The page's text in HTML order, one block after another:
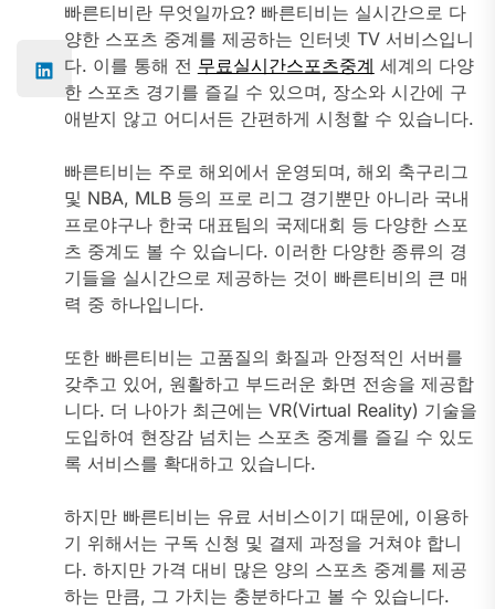
빠른티비란 무엇일까요? 빠른티비는 실시간으로 다
양한 스포츠 중계를 제공하는 인터넷 TV 서비스입니
다. 이를 통해 전 무료실시간스포츠중계 세계의 다양
한 스포츠 경기를 즐길 수 있으며, 장소와 시간에 구
애받지 않고 어디서든 간편하게 시청할 수 있습니다.
빠른티비는 주로 해외에서 운영되며, 해외 축구리그
및 NBA, MLB 등의 프로 리그 경기뿐만 아니라 국내
프로야구나 한국 대표팀의 국제대회 등 다양한 스포
츠 중계도 볼 수 있습니다. 이러한 다양한 종류의 경
기들을 실시간으로 제공하는 것이 빠른티비의 큰 매
력 중 하나입니다.
또한 빠른티비는 고품질의 화질과 안정적인 서버를
갖추고 있어, 원활하고 부드러운 화면 전송을 제공합
니다. 더 나아가 최근에는 VR(Virtual Reality) 기술을
도입하여 현장감 넘치는 스포츠 중계를 즐길 수 있도
록 서비스를 확대하고 있습니다.
하지만 빠른티비는 유료 서비스이기 때문에, 이용하
기 위해서는 구독 신청 및 결제 과정을 거쳐야 합니
다. 하지만 가격 대비 많은 양의 스포츠 중계를 제공
하는 만큼, 그 가치는 충분하다고 볼 수 있습니다.